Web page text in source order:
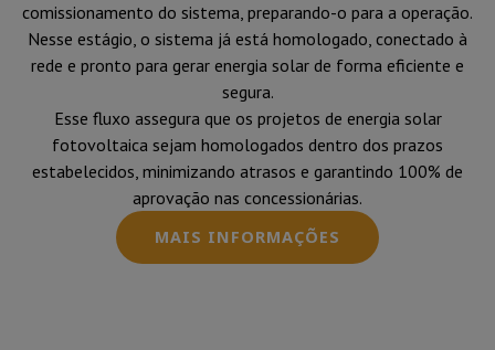
comissionamento do sistema, preparando-o para a operação.
Nesse estágio, o sistema já está homologado, conectado à
rede e pronto para gerar energia solar de forma eficiente e
segura.
Esse fluxo assegura que os projetos de energia solar
fotovoltaica sejam homologados dentro dos prazos
estabelecidos, minimizando atrasos e garantindo 100% de
aprovação nas concessionárias.
MAIS INFORMAÇÕES